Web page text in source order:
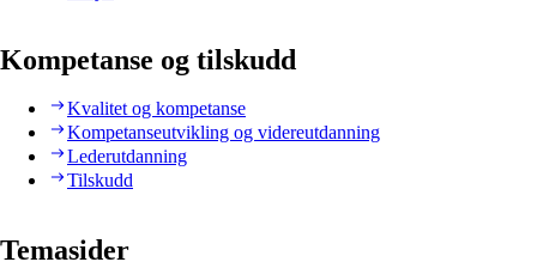
Kompetanse og tilskudd
Kvalitet og kompetanse
Kompetanseutvikling og videreutdanning
Lederutdanning
Tilskudd
Temasider